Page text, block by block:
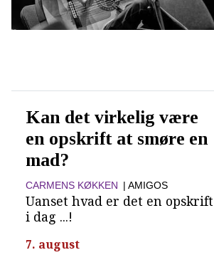
Kan det virkelig være
en opskrift at smøre en
mad?
CARMENS KØKKEN | AMIGOS
Uanset hvad er det en opskrift
i dag ...!
7. august